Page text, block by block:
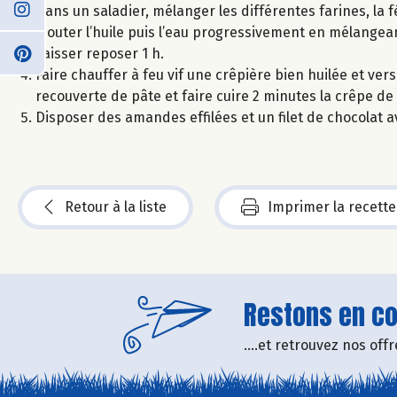
Dans un saladier, mélanger les différentes farines, la
Ajouter l’huile puis l’eau progressivement en
Laisser reposer 1 h.
Faire chauffer à feu vif une crêpière bien huilée et
recouverte de pâte et faire cuire 2 minutes la crêpe de
Disposer des amandes effilées et un filet de chocolat
Retour à la liste Imprimer la recette
Restons en
....et retrouvez nos